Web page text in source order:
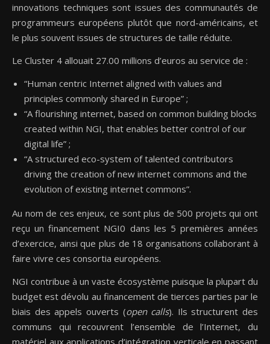
innovations techniques sont issues des communautés de
programmeurs européens plutôt que nord-américains, et
le plus souvent issues de structures de taille réduite.
Le Cluster 4 allouait 27.00 millions d’euros au service de :
“Human centric Internet aligned with values and
principles commonly shared in Europe” ;
“A flourishing internet, based on common building blocks
created within NGI, that enables better control of our
digital life” ;
“A structured eco-system of talented contributors
driving the creation of new internet commons and the
evolution of existing internet commons”.
Au nom de ces enjeux, ce sont plus de 500 projets qui ont
reçu un financement NGI0 dans les 5 premières années
d’exercice, ainsi que plus de 18 organisations collaborant à
faire vivre ces consortia européens.
NGI contribue à un vaste écosystème puisque la plupart du
budget est dévolu au financement de tierces parties par le
biais des appels ouverts (open calls). Ils structurent des
communs qui recouvrent l’ensemble de l’Internet, du
matériel aux applications d’intégration verticale en passant